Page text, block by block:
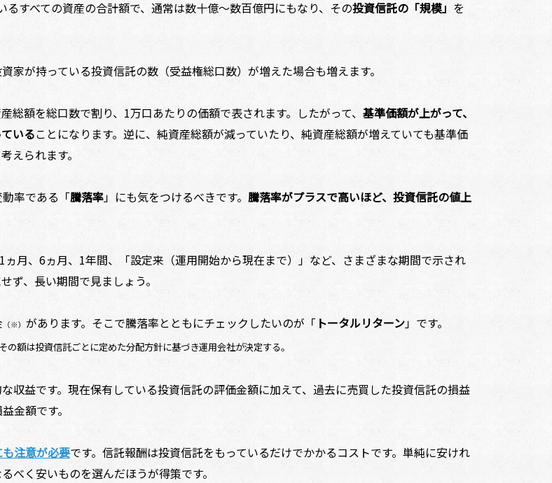
すべての資産の合計額で、通常は数十億～数百億円にもなり、その投資信託の「規模」 を
が持っている投資信託の数（受益権総口数）が増えた場合も増えます。
総額を総口数で割り、1万口あたりの価額で表されます。したがって、 基準価額が上がって、
いることになります。逆に、純資産総額が減っていたり、純資産総額が増えていても基準価
えられます。
率である「騰落率」にも気をつけるべきです。 騰落率がプラスで高いほど、投資信託の値上
月、6ヵ月、1年間、「設定来（運用開始から現在まで）」など、さまざまな期間で示され
ず、長い期間で見ましょう。
（※） があります。そこで騰落率とともにチェックしたいのが「 トータルリターン」です。
額は投資信託ごとに定めた分配方針に基づき運用会社が決定する。
収益です。現在保有している投資信託の評価金額に加えて、過去に売買した投資信託の損益
金額です。
注意が必要です。信託報酬は投資信託をもっているだけでかかるコストです。単純に安けれ
べく安いものを選んだほうが得策です。